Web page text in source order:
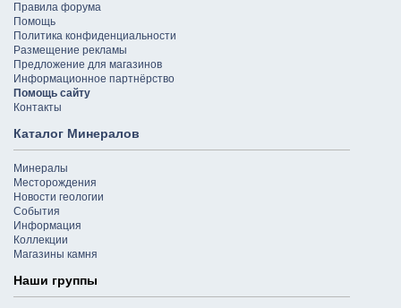
Правила форума
Помощь
Политика конфиденциальности
Размещение рекламы
Предложение для магазинов
Информационное партнёрство
Помощь сайту
Контакты
Каталог Минералов
Минералы
Месторождения
Новости геологии
События
Информация
Коллекции
Магазины камня
Наши группы